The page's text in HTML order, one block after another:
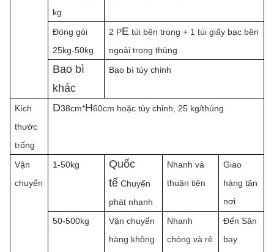
kg
Đóng gói
25kg-50kg
2 PE túi bên trong + 1 túi giấy bạc bên
ngoài trong thùng
Bao bì
khác
Bao bì tùy chỉnh
Kích
thước
trống
D38cm*H60cm hoặc tùy chỉnh, 25 kg/thùng
Vận
chuyển
1-50kg
Quốc
tế Chuyển
phát nhanh
Nhanh và
thuận tiện
Giao
hàng tận
nơi
50-500kg
Vận chuyển
hàng không
Nhanh
chóng và rẻ
Đến Sân
bay